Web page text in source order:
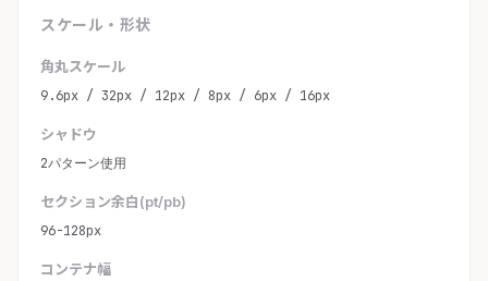
スケール・形状
角丸スケール
9.6px / 32px / 12px / 8px / 6px / 16px
シャドウ
2パターン使用
セクション余白(pt/pb)
96-128px
コンテナ幅